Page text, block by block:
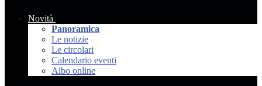
Novità
Panoramica
Le notizie
Le circolari
Calendario eventi
Albo online